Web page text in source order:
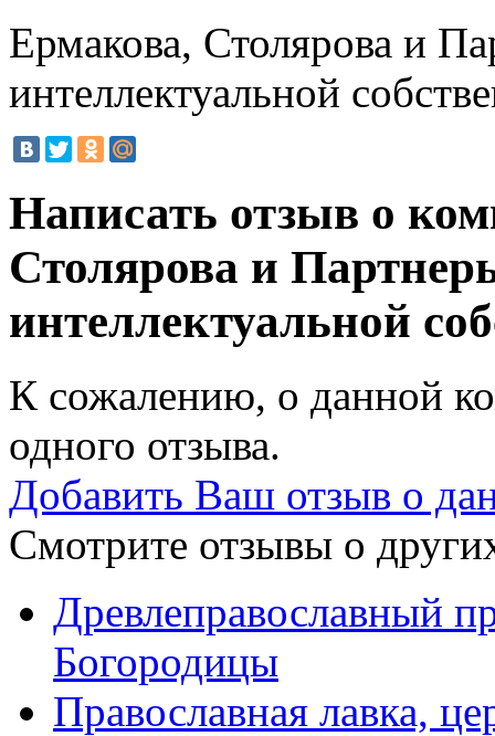
Ермакова, Столярова и
интеллектуальной
Написать отзыв о
Столярова и
интеллектуальной
К сожалению, о данной
одного отзыва.
Добавить Ваш отзыв о
Смотрите отзывы о
Древлеправославный
Богородицы
Православная лавка,